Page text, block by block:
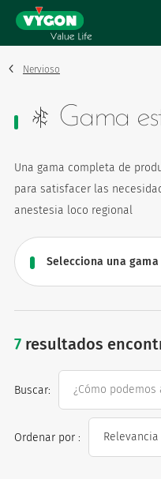
Panel de gestión de cookies
contenido
principal
Nervioso
Gama
Una gama completa de
para satisfacer las
anestesia loco regional
7resultados
Ordenar por :
Buscar: